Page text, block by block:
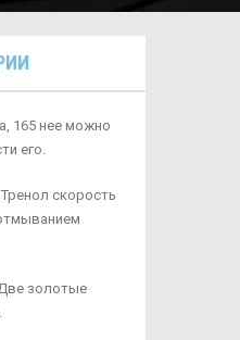
165 нее можно
его.
скорость
золотые